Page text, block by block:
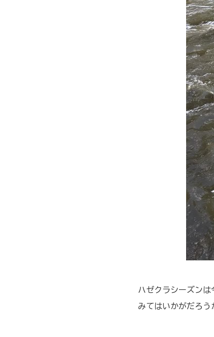
ハゼクラシーズン
みてはいかがだろう